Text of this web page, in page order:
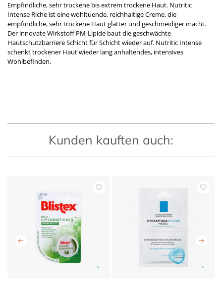
Empfindliche, sehr trockene bis extrem trockene Haut. Nutritic
Intense Riche ist eine wohltuende, reichhaltige Creme, die
empfindliche, sehr trockene Haut glatter und geschmeidiger macht.
Der innovate Wirkstoff PM-Lipide baut die geschwächte
Hautschutzbarriere Schicht für Schicht wieder auf. Nutritic Intense
schenkt trockener Haut wieder lang anhaltendes, intensives
Wohlbefinden.
Kunden kauften auch: